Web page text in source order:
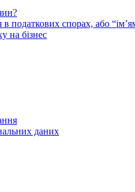
в податкових спорах, або
на бізнес
даних